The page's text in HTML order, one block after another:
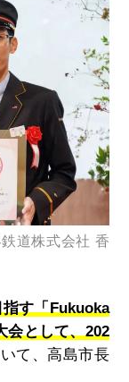
道株式会社 香
指す「Fukuoka
会として、202
て、高島市長